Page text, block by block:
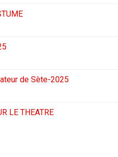
de Sète-2025
LE THEATRE